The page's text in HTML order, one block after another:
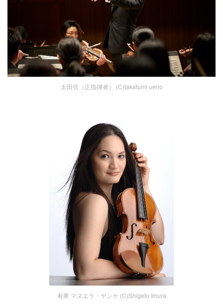
太田弦（正指揮者） (C)takafumi ueno
有希 マヌエラ・ヤンケ (C)Shigeto Imura